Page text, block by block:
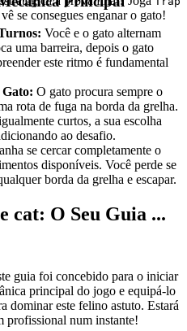
se consegues enganar o gato!
Você e o gato alternam
uma barreira, depois o gato
este ritmo é fundamental
O gato procura sempre o
rota de fuga na borda da grelha.
curtos, a sua escolha
ao desafio.
se cercar completamente o
disponíveis. Você perde se
borda da grelha e escapar.
cat: O Seu Guia ...
guia foi concebido para o iniciar
principal do jogo e equipá-lo
dominar este felino astuto. Estará
profissional num instante!